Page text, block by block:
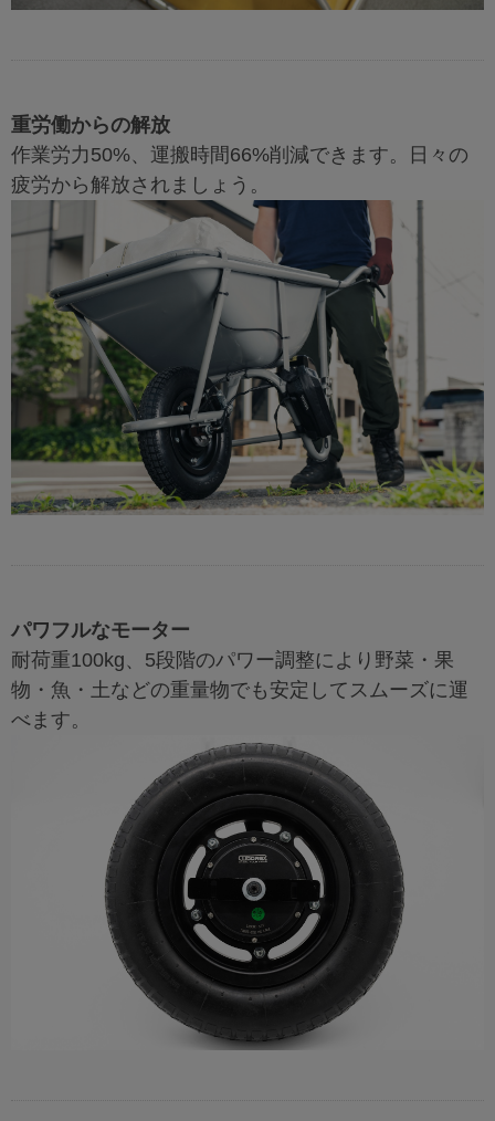
重労働からの解放
作業労力50%、運搬時間66%削減できます。日々の
疲労から解放されましょう。
パワフルなモーター
耐荷重100kg、5段階のパワー調整により野菜・果
物・魚・土などの重量物でも安定してスムーズに運
べます。